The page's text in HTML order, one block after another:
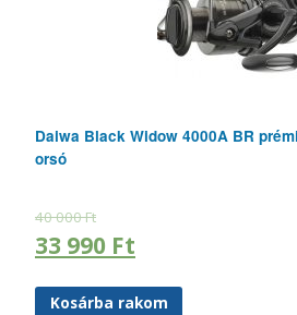
Daiwa Black Widow 4000A BR
orsó
40 000Ft
33 990 Ft
Kosárba rakom